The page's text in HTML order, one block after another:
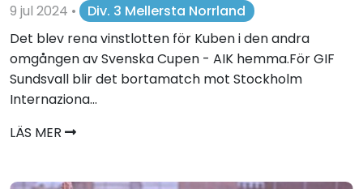
9 jul 2024 •
Div. 3 Mellersta Norrland
Det blev rena vinstlotten för Kuben i den andra
omgången av Svenska Cupen - AIK hemma.För GIF
Sundsvall blir det bortamatch mot Stockholm
Internaziona...
LÄS MER